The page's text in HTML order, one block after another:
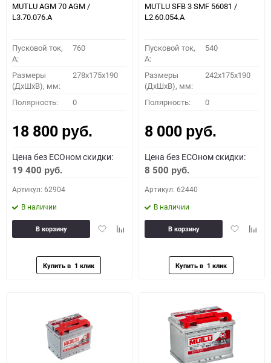
MUTLU AGM 70 AGM /
L3.70.076.A
Пусковой ток,
A:
760
Размеры
(ДхШхВ), мм:
278x175x190
Полярность: 0
18 800 руб.
Цена без ECOном скидки:
19 400 руб.
Артикул: 62904
В наличии
ДобавитьДобавить
В корзину
MUTLU SFB 3 SMF 56081 /
L2.60.054.A
Пусковой ток,
A:
540
Размеры
(ДхШхВ), мм:
242x175x190
Полярность: 0
8 000 руб.
Цена без ECOном скидки:
8 500 руб.
Артикул: 62440
В наличии
Добавить
В корзину